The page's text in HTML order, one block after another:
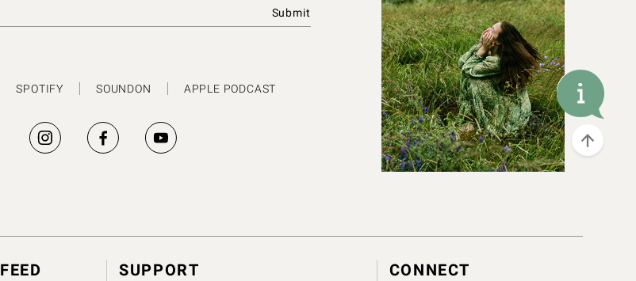
SPOTIFY SOUNDON APPLE PODCAST
FEED SUPPORT CONNECT